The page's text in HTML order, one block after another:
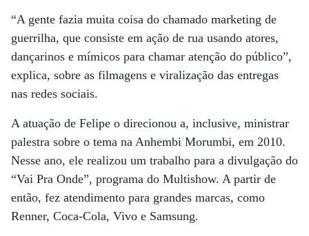
“A gente fazia muita coisa do chamado marketing de
guerrilha, que consiste em ação de rua usando atores,
dançarinos e mímicos para chamar atenção do público”,
explica, sobre as filmagens e viralização das entregas
nas redes sociais.
A atuação de Felipe o direcionou a, inclusive, ministrar
palestra sobre o tema na Anhembi Morumbi, em 2010.
Nesse ano, ele realizou um trabalho para a divulgação do
“Vai Pra Onde”, programa do Multishow. A partir de
então, fez atendimento para grandes marcas, como
Renner, Coca-Cola, Vivo e Samsung.